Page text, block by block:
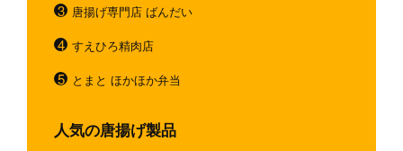
唐揚げ専門店 ばんだい
すえひろ精肉店
とまと ほかほか弁当
人気の唐揚げ製品